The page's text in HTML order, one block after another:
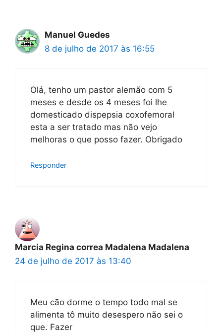
Manuel Guedes
8 de julho de 2017 às 16:55
Olá, tenho um pastor alemão com 5
meses e desde os 4 meses foi lhe
domesticado dispepsia coxofemoral
esta a ser tratado mas não vejo
melhoras o que posso fazer. Obrigado
Responder
Marcia Regina correa Madalena Madalena
24 de julho de 2017 às 13:40
Meu cão dorme o tempo todo mal se
alimenta tô muito desespero não sei o
que. Fazer